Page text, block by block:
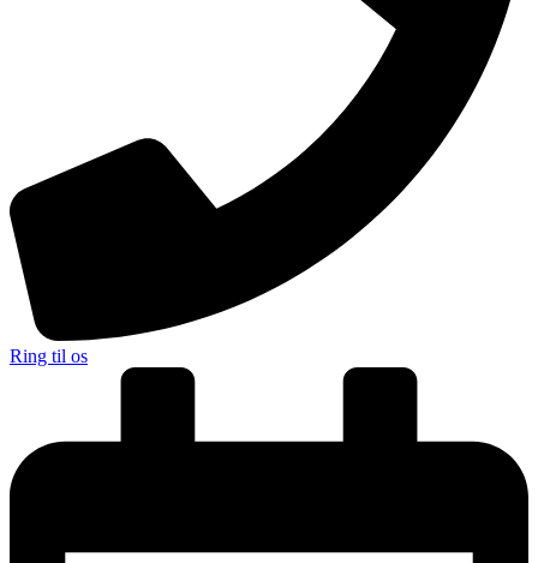
Ring til os